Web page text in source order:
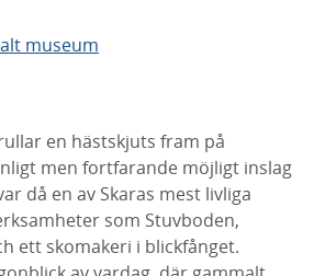
museum
en hästskjuts fram på
men fortfarande möjligt inslag
då en av Skaras mest livliga
som Stuvboden,
ett skomakeri i blickfånget.